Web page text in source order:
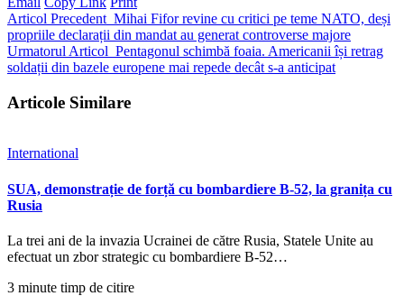
Articol Precedent Mihai Fifor revine cu critici pe teme NATO, deși
propriile declarații din mandat au generat controverse majore
Urmatorul Articol Pentagonul schimbă foaia. Americanii își retrag
soldații din bazele europene mai repede decât s-a anticipat
Articole Similare
International
SUA, demonstrație de forță cu bombardiere B-52, la granița cu
Rusia
La trei ani de la invazia Ucrainei de către Rusia, Statele Unite au
efectuat un zbor strategic cu bombardiere B-52…
3 minute timp de citire